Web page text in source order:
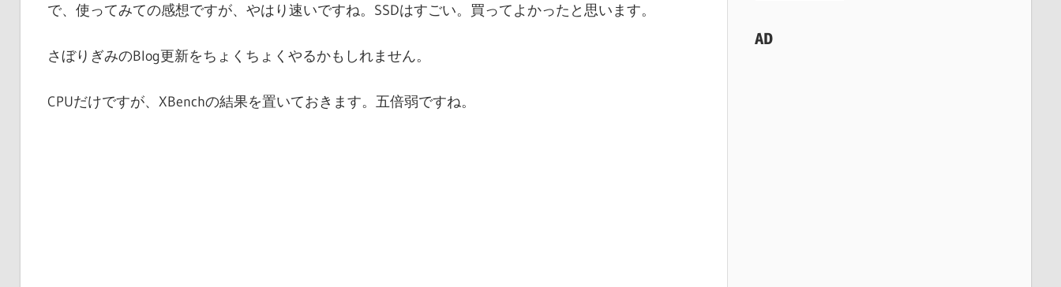
で、使ってみての感想ですが、やはり速いですね。SSDはすごい。買ってよかったと思います。
さぼりぎみのBlog更新をちょくちょくやるかもしれません。
CPUだけですが、XBenchの結果を置いておきます。五倍弱ですね。
カ
AD